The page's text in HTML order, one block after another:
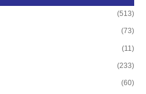
(513)
(73)
(11)
(233)
(60)